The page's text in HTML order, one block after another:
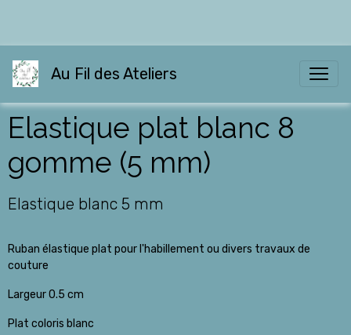
Au Fil des Ateliers
Elastique plat blanc 8
gomme (5 mm)
Elastique blanc 5 mm
Ruban élastique plat pour l'habillement ou divers travaux de
couture
Largeur 0.5 cm
Plat coloris blanc